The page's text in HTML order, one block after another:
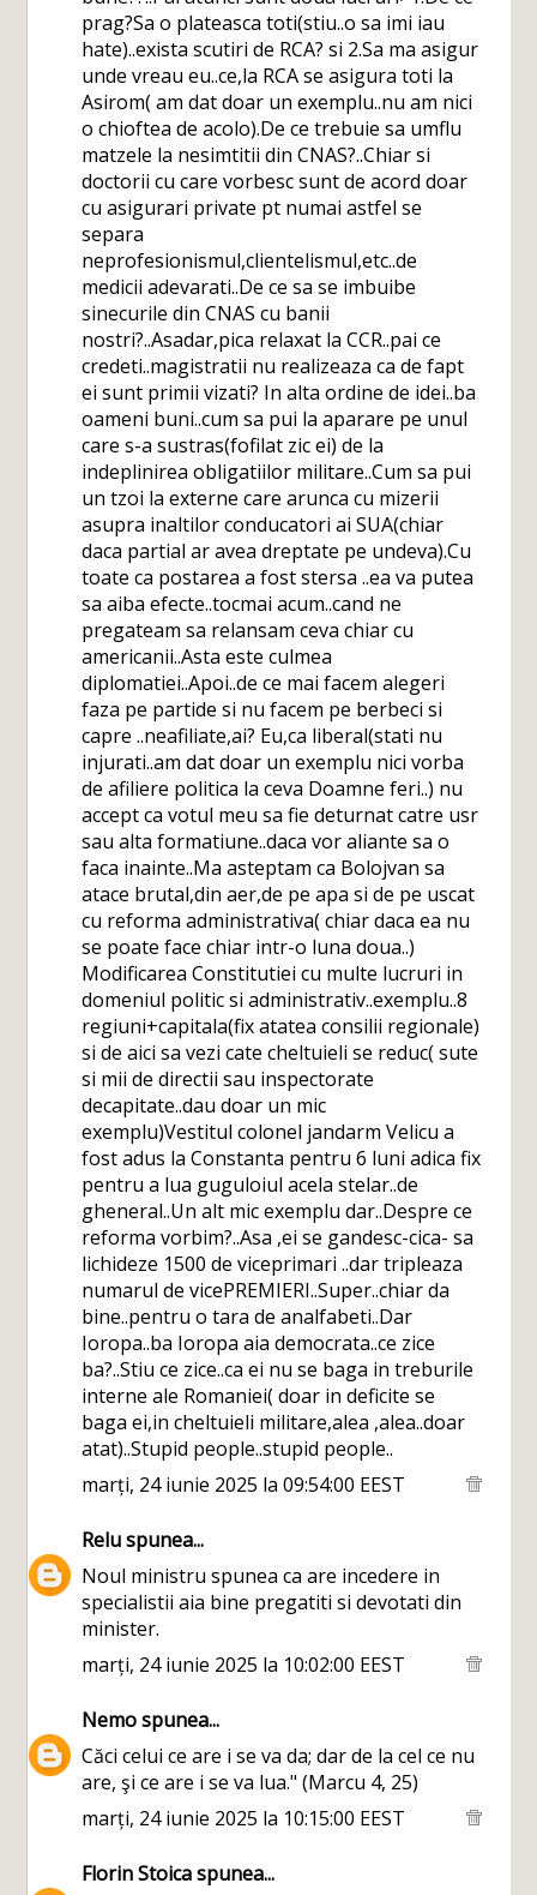
prag?Sa o plateasca toti(stiu..o sa imi iau
hate)..exista scutiri de RCA? si 2.Sa ma asigur
unde vreau eu..ce,la RCA se asigura toti la
Asirom( am dat doar un exemplu..nu am nici
o chioftea de acolo).De ce trebuie sa umflu
matzele la nesimtitii din CNAS?..Chiar si
doctorii cu care vorbesc sunt de acord doar
cu asigurari private pt numai astfel se
separa
neprofesionismul,clientelismul,etc..de
medicii adevarati..De ce sa se imbuibe
sinecurile din CNAS cu banii
nostri?..Asadar,pica relaxat la CCR..pai ce
credeti..magistratii nu realizeaza ca de fapt
ei sunt primii vizati? In alta ordine de idei..ba
oameni buni..cum sa pui la aparare pe unul
care s-a sustras(fofilat zic ei) de la
indeplinirea obligatiilor militare..Cum sa pui
un tzoi la externe care arunca cu mizerii
asupra inaltilor conducatori ai SUA(chiar
daca partial ar avea dreptate pe undeva).Cu
toate ca postarea a fost stersa ..ea va putea
sa aiba efecte..tocmai acum..cand ne
pregateam sa relansam ceva chiar cu
americanii..Asta este culmea
diplomatiei..Apoi..de ce mai facem alegeri
faza pe partide si nu facem pe berbeci si
capre ..neafiliate,ai? Eu,ca liberal(stati nu
injurati..am dat doar un exemplu nici vorba
de afiliere politica la ceva Doamne feri..) nu
accept ca votul meu sa fie deturnat catre usr
sau alta formatiune..daca vor aliante sa o
faca inainte..Ma asteptam ca Bolojvan sa
atace brutal,din aer,de pe apa si de pe uscat
cu reforma administrativa( chiar daca ea nu
se poate face chiar intr-o luna doua..)
Modificarea Constitutiei cu multe lucruri in
domeniul politic si administrativ..exemplu..8
regiuni+capitala(fix atatea consilii regionale)
si de aici sa vezi cate cheltuieli se reduc( sute
si mii de directii sau inspectorate
decapitate..dau doar un mic
exemplu)Vestitul colonel jandarm Velicu a
fost adus la Constanta pentru 6 luni adica fix
pentru a lua guguloiul acela stelar..de
gheneral..Un alt mic exemplu dar..Despre ce
reforma vorbim?..Asa ,ei se gandesc-cica- sa
lichideze 1500 de viceprimari ..dar tripleaza
numarul de vicePREMIERI..Super..chiar da
bine..pentru o tara de analfabeti..Dar
Ioropa..ba Ioropa aia democrata..ce zice
ba?..Stiu ce zice..ca ei nu se baga in treburile
interne ale Romaniei( doar in deficite se
baga ei,in cheltuieli militare,alea ,alea..doar
atat)..Stupid people..stupid people..
marți, 24 iunie 2025 la 09:54:00 EEST
Reluspunea...
Noul ministru spunea ca are incedere in
specialistii aia bine pregatiti si devotati din
minister.
marți, 24 iunie 2025 la 10:02:00 EEST
Nemospunea...
Căci celui ce are i se va da; dar de la cel ce nu
are, şi ce are i se va lua." (Marcu 4, 25)
marți, 24 iunie 2025 la 10:15:00 EEST
Florin Stoicaspunea...